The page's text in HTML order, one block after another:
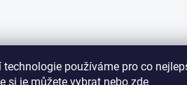
používáme pro co
si je můžete vybrat nebo zde